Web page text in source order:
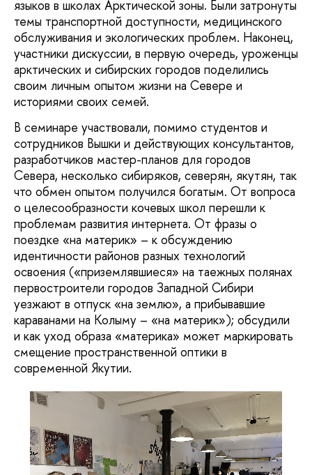
языков в школах Арктической зоны. Были затронуты
темы транспортной доступности, медицинского
обслуживания и экологических проблем. Наконец,
участники дискуссии, в первую очередь, уроженцы
арктических и сибирских городов поделились
своим личным опытом жизни на Севере и
историями своих семей.
В семинаре участвовали, помимо студентов и
сотрудников Вышки и действующих консультантов,
разработчиков мастер-планов для городов
Севера, несколько сибиряков, северян, якутян, так
что обмен опытом получился богатым. От вопроса
о целесообразности кочевых школ перешли к
проблемам развития интернета. От фразы о
поездке «на материк» – к обсуждению
идентичности районов разных технологий
освоения («приземлявшиеся» на таежных полянах
первостроители городов Западной Сибири
уезжают в отпуск «на землю», а прибывавшие
караванами на Колыму – «на материк»); обсудили
и как уход образа «материка» может маркировать
смещение пространственной оптики в
современной Якутии.